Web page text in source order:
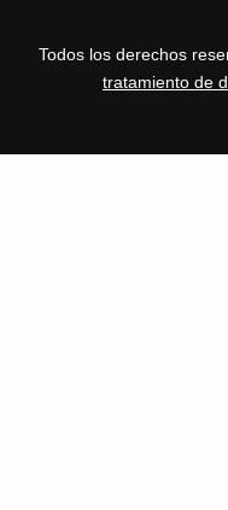
Todos los derechos
tratamiento de